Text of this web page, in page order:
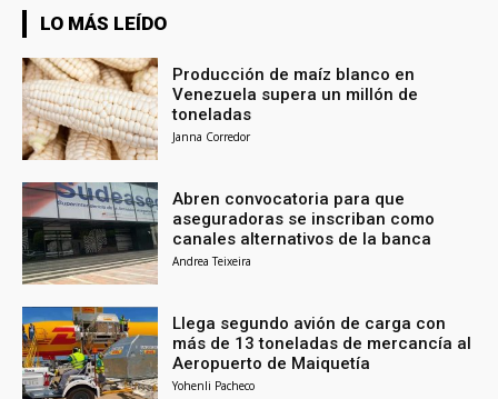
LO MÁS LEÍDO
Producción de maíz blanco en
Venezuela supera un millón de
toneladas
Janna Corredor
Abren convocatoria para que
aseguradoras se inscriban como
canales alternativos de la banca
Andrea Teixeira
Llega segundo avión de carga con
más de 13 toneladas de mercancía al
Aeropuerto de Maiquetía
Yohenli Pacheco